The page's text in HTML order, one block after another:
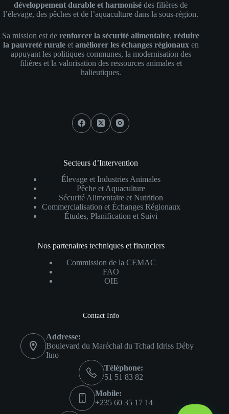
développement durable et harmonisé des filières de
l’élevage, des pêches et de l’aquaculture dans la sous-région.
Sa mission est derenforcer la sécurité alimentaire,réduire
la pauvreté ruraleet améliorer les échanges régionauxen
appuyant les politiques communes, la modernisation des
filières et la valorisation des ressources animales et
halieutiques.
Secteurs d’Intervention
Élevage et Industries Animales
Pêche et Aquaculture
Sécurité Alimentaire et Nutrition
Commercialisation et Échanges Régionaux
Études, Planification et Suivi
Nos partenaires techniques et financiers
Commission de la CEMAC
FAO
OIE
Contact Info
Addresse:
Boulevard du Maréchal du Tchad Idriss Déby
Itno
Téléphone:
51 51 83 82
Mobile:
+235 60 35 17 14